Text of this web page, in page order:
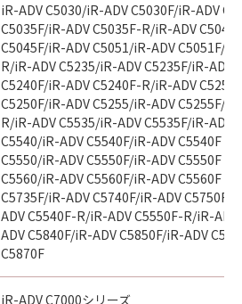
iR-ADV C5030/iR-ADV C5030F/iR-ADV
C5035F/iR-ADV C5035F-R/iR-ADV
C5045F/iR-ADV C5051/iR-ADV C5051F/
R/iR-ADV C5235/iR-ADV C5235F/iR-ADV
C5240F/iR-ADV C5240F-R/iR-ADV
C5250F/iR-ADV C5255/iR-ADV C5255F/
R/iR-ADV C5535/iR-ADV C5535F/iR-ADV
C5540/iR-ADV C5540F/iR-ADV C5540F
C5550/iR-ADV C5550F/iR-ADV C5550F
C5560/iR-ADV C5560F/iR-ADV C5560F
C5735F/iR-ADV C5740F/iR-ADV C5750F/
ADV C5540F-R/iR-ADV C5550F-R/iR-
ADV C5840F/iR-ADV C5850F/iR-ADV
C5870F
iR-ADV C7000シリーズ